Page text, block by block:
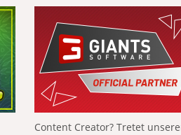
Content Creator? Tretet